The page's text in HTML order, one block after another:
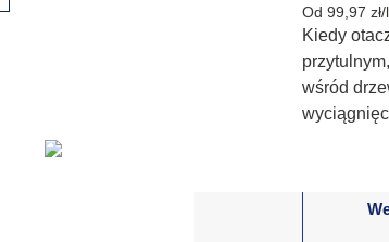
Od 99,97 zł/l
Kiedy
wśród